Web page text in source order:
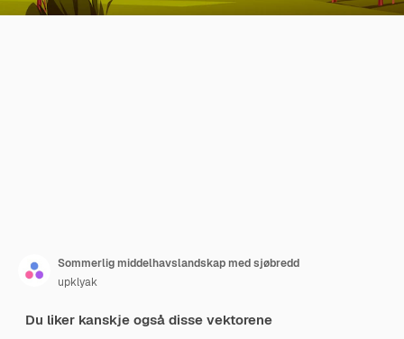
Sommerlig middelhavslandskap med sjøbredd
upklyak
Du liker kanskje også disse vektorene